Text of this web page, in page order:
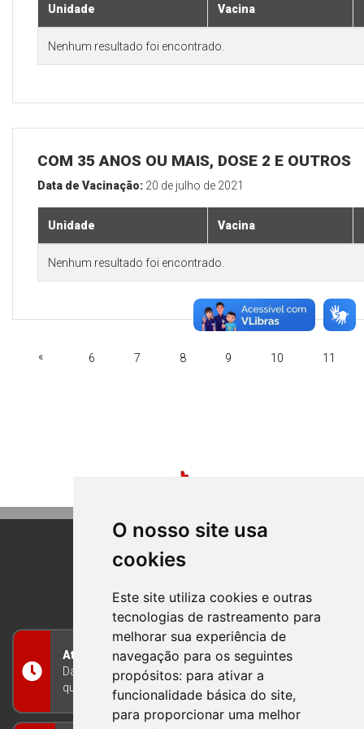
O nosso site usa
cookies
Este site utiliza cookies e outras
tecnologias de rastreamento para
melhorar sua experiência de
navegação para os seguintes
propósitos: para ativar a
funcionalidade básica do site,
para proporcionar uma melhor
Unidade Vacina
Nenhum resultado foi encontrado.
COM 35 ANOS OU MAIS, DOSE 2 E OUTROS
Data de Vacinação: 20 de julho de 2021
Unidade Vacina
Nenhum resultado foi encontrado.
« 6 7 8 9 10 11
BOM PRINCIPIO
RIO GRANDE DO SUL
Atendimento
Das 8h às 12h e das 13h às 17h30, de segunda a
quinta-feira, e nas sextas-feiras das 7h às 13h